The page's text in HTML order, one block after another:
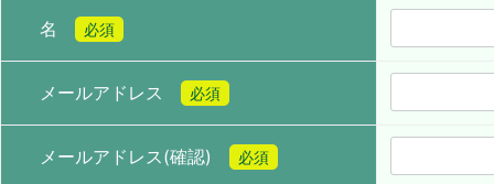
名 必須
メールアドレス 必須
メールアドレス(確認) 必須